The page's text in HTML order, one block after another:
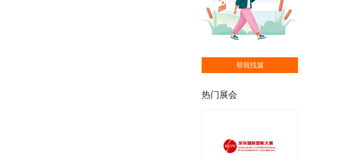
帮我找展
热门展会